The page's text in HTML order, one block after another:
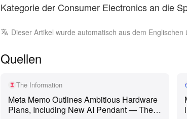
Kategorie der Consumer Electronics an die
Dieser Artikel wurde automatisch aus dem Englischen
Quellen
The Information
Meta Memo Outlines Ambitious Hardware
Plans, Including New AI Pendant — The